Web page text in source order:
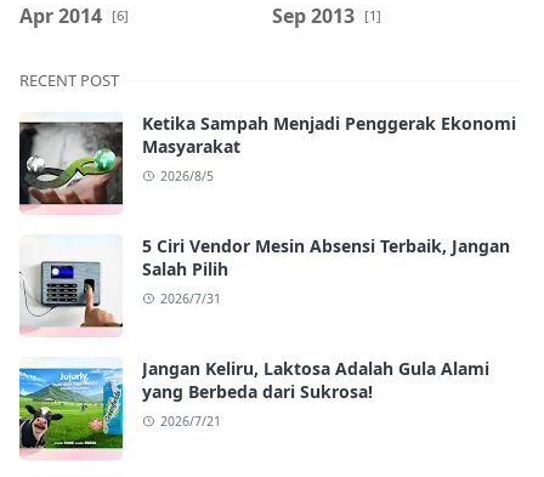
Apr 2014 [6] Sep 2013 [1]
RECENT POST
Ketika Sampah Menjadi Penggerak Ekonomi
Masyarakat
2026/8/5
5 Ciri Vendor Mesin Absensi Terbaik, Jangan
Salah Pilih
2026/7/31
Jangan Keliru, Laktosa Adalah Gula Alami
yang Berbeda dari Sukrosa!
2026/7/21